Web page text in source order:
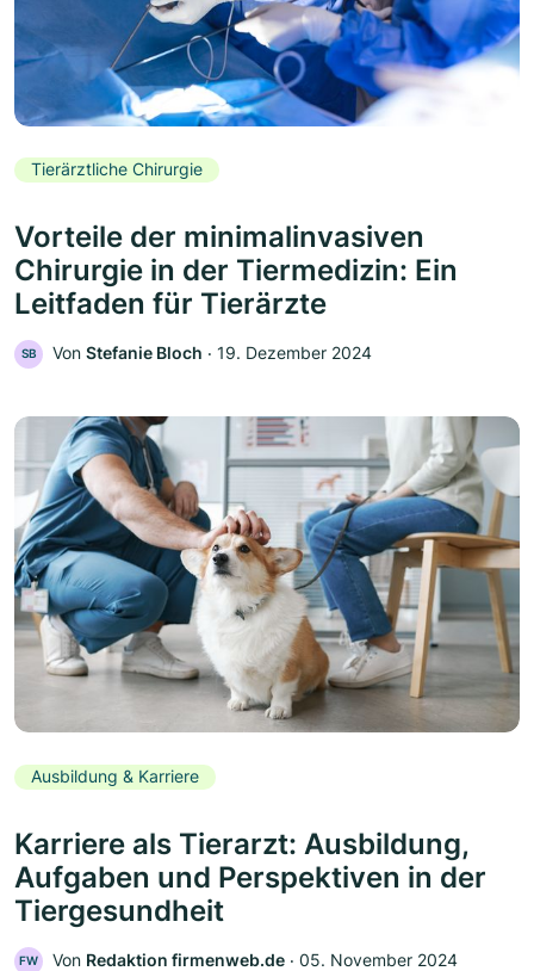
Tierärztliche Chirurgie
Vorteile der minimalinvasiven
Chirurgie in der Tiermedizin: Ein
Leitfaden für Tierärzte
SB Von Stefanie Bloch ‧ 19. Dezember 2024
Ausbildung & Karriere
Karriere als Tierarzt: Ausbildung,
Aufgaben und Perspektiven in der
Tiergesundheit
FW Von Redaktion firmenweb.de ‧ 05. November 2024